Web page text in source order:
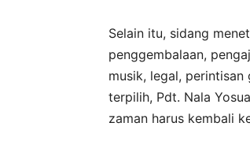
Selain itu, sidang
penggembalaan,
musik, legal, perintisan
terpilih, Pdt. Nala
zaman harus kembali